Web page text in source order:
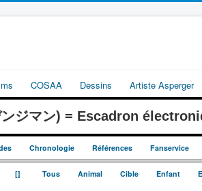
COSAA Dessins Artiste Asperger
ジマン) = Escadron
Chronologie Références Fanservice
[] Tous Animal Cible Enfant